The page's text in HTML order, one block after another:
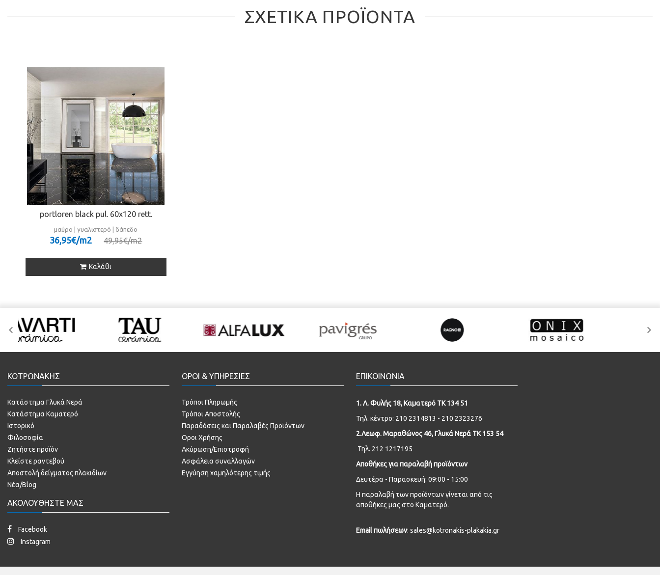
ΣΧΕΤΙΚΑ ΠΡΟΪΟΝΤΑ
portloren black pul. 60x120 rett.
μαύρο | γυαλιστερό | δάπεδο
36,95€/m2 49,95€/m2
Καλάθι
ΚΟΤΡΩΝΑΚΗΣ
Κατάστημα Γλυκά Νερά
Κατάστημα Καματερό
Ιστορικό
Φιλοσοφία
Ζητήστε προϊόν
Κλείστε ραντεβού
Αποστολή δείγματος πλακιδίων
Νέα/Blog
ΑΚΟΛΟΥΘΗΣΤΕ ΜΑΣ
Facebook
Instagram
ΟΡΟΙ & ΥΠΗΡΕΣΙΕΣ
Τρόποι Πληρωμής
Τρόποι Αποστολής
Παραδόσεις και Παραλαβές Προϊόντων
Οροι Χρήσης
Ακύρωση/Επιστροφή
Ασφάλεια συναλλαγών
Εγγύηση χαμηλότερης τιμής
ΕΠΙΚΟΙΝΩΝΙΑ
1. Λ. Φυλής 18, Καματερό ΤΚ 134 51
Τηλ. κέντρο: 210 2314813 - 210 2323276
2.Λεωφ. Μαραθώνος 46, Γλυκά Νερά ΤΚ 153 54
Τηλ. 212 1217195
Αποθήκες για παραλαβή προϊόντων
Δευτέρα - Παρασκευή: 09:00 - 15:00
Η παραλαβή των προϊόντων γίνεται από τις
αποθήκες μας στο Καματερό.
Email πωλήσεων: sales@kotronakis-plakakia.gr